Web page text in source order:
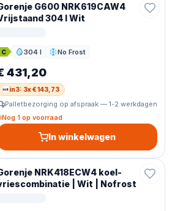
G600 NRK619CAW4
304 l Wit
C 304 l
Inhoud No Frost
Ontdooien
431,20
in3: 3x € 143,73
Palletbezorging op afspraak — 1-2 werkdagen
Nog 1 op voorraad
In winkelwagen
NRK418ECW4 koel-
| Wit | Nofrost